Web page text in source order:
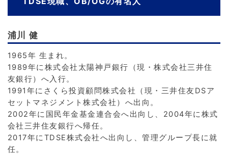
浦川 健
1965年 生まれ。
1989年に株式会社太陽神戸銀行（現・株式会社三井住
友銀行）へ入行。
1991年にさくら投資顧問株式会社（現・三井住友DSア
セットマネジメント株式会社）へ出向。
2002年に国民年金基金連合会へ出向し、2004年に株式
会社三井住友銀行へ帰任。
2017年にTDSE株式会社へ出向し、管理グループ長に就
任。